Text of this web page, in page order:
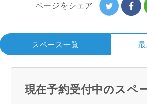
ページを シェア
スペース一覧
現在予約受付中のスペ